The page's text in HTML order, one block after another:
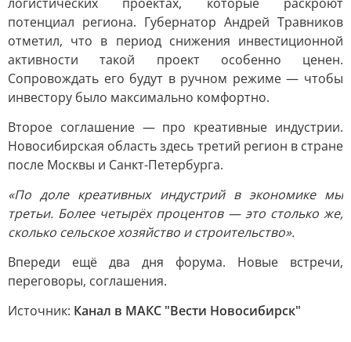
потенциал региона. Губернатор Андрей Травников
отметил, что в период снижения инвестиционной
активности такой проект особенно ценен.
Сопровождать его будут в ручном режиме — чтобы
инвестору было максимально комфортно.
Второе соглашение — про креативные индустрии.
Новосибирская область здесь третий регион в стране
после Москвы и Санкт-Петербурга.
«По доле креативных индустрий в экономике мы
третьи. Более четырёх процентов — это столько же,
сколько сельское хозяйство и строительство».
Впереди ещё два дня форума. Новые встречи,
переговоры, соглашения.
Источник: Канал в МАКС "Вести Новосибирск"